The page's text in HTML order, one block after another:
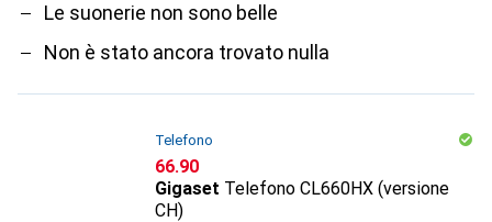
Le suonerie non sono belle
Non è stato ancora trovato nulla
Telefono
CHF
66.90
Gigaset Telefono CL660HX (versione
CH)